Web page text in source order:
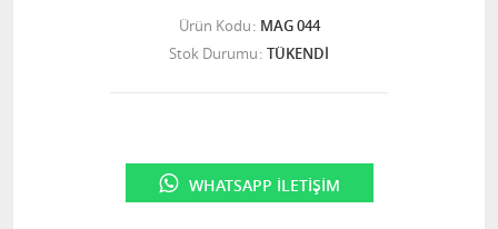
Ürün Kodu MAG 044
Stok Durumu TÜKENDİ
WHATSAPP İLETIŞIM